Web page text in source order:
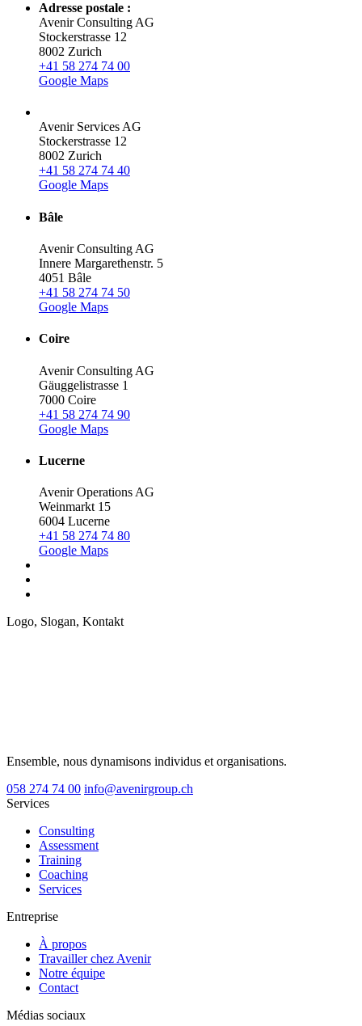
Adresse postale :
Avenir Consulting AG
Stockerstrasse 12
8002 Zurich
+41 58 274 74 00
Google Maps
Avenir Services AG
Stockerstrasse 12
8002 Zurich
+41 58 274 74 40
Google Maps
Bâle
Avenir Consulting AG
Innere Margarethenstr. 5
4051 Bâle
+41 58 274 74 50
Google Maps
Coire
Avenir Consulting AG
Gäuggelistrasse 1
7000 Coire
+41 58 274 74 90
Google Maps
Lucerne
Avenir Operations AG
Weinmarkt 15
6004 Lucerne
+41 58 274 74 80
Google Maps
Logo, Slogan, Kontakt
Ensemble, nous dynamisons individus et organisations.
058 274 74 00 info@avenirgroup.ch
Services
Consulting
Assessment
Training
Coaching
Services
Entreprise
À propos
Travailler chez Avenir
Notre équipe
Contact
Médias sociaux